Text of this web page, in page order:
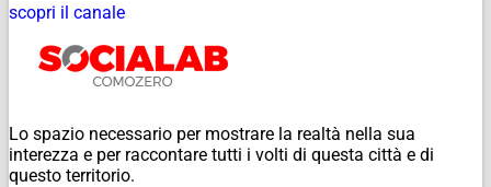
scopri il canale
Lo spazio necessario per mostrare la realtà nella sua
interezza e per raccontare tutti i volti di questa città e di
questo territorio.